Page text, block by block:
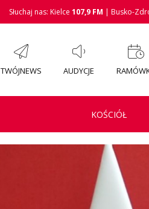
Słuchaj nas: Kielce 107,9 FM | Busko-
TWÓJNEWS AUDYCJE
KOŚCIÓŁ